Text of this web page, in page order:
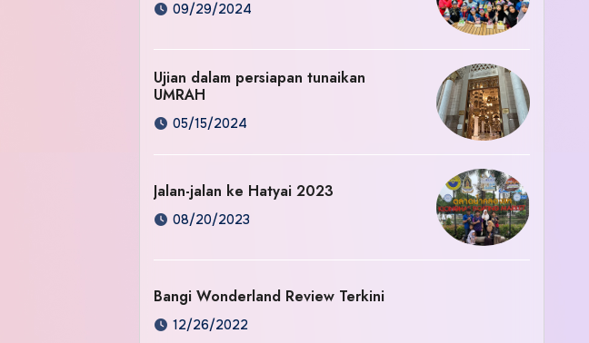
09/29/2024
Ujian dalam persiapan tunaikan
UMRAH
05/15/2024
Jalan-jalan ke Hatyai 2023
08/20/2023
Bangi Wonderland Review Terkini
12/26/2022